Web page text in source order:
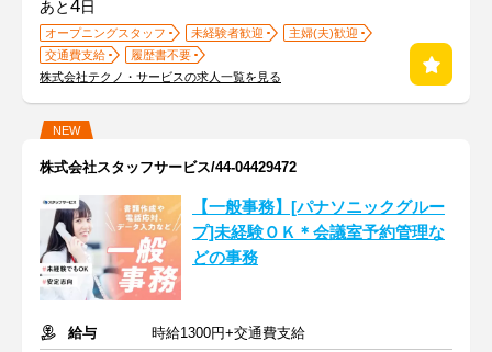
あと4日
オープニングスタッフ 未経験者歓迎
主婦(夫)歓迎
交通費支給
履歴書不要
株式会社テクノ・サービスの求人一覧を見る
NEW
株式会社スタッフサービス/44-04429472
【一般事務】[パナソニックグルー
プ]未経験ＯＫ＊会議室予約管理な
どの事務
給与
時給1300円+交通費支給